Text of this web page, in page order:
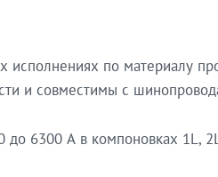
исполнениях по
и совместимы с
6300 А в компоновках 1L,